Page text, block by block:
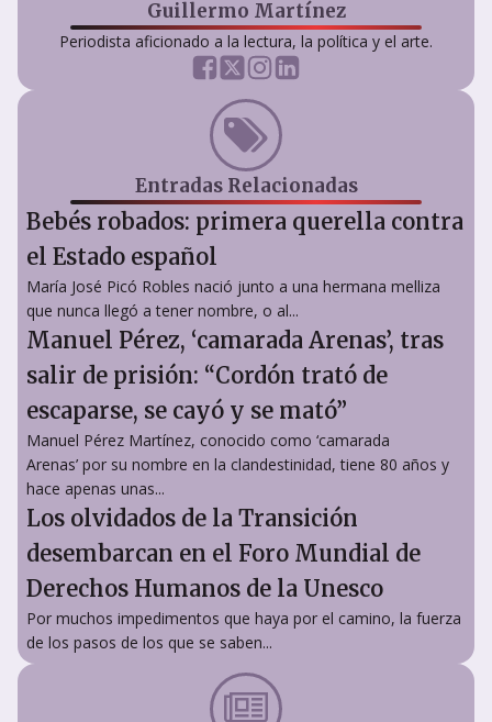
Guillermo Martínez
Periodista aficionado a la lectura, la política y el arte.
Entradas Relacionadas
Bebés robados: primera querella contra
el Estado español
María José Picó Robles nació junto a una hermana melliza
que nunca llegó a tener nombre, o al...
Manuel Pérez, ‘camarada Arenas’, tras
salir de prisión: “Cordón trató de
escaparse, se cayó y se mató”
Manuel Pérez Martínez, conocido como ‘camarada
Arenas’ por su nombre en la clandestinidad, tiene 80 años y
hace apenas unas...
Los olvidados de la Transición
desembarcan en el Foro Mundial de
Derechos Humanos de la Unesco
Por muchos impedimentos que haya por el camino, la fuerza
de los pasos de los que se saben...